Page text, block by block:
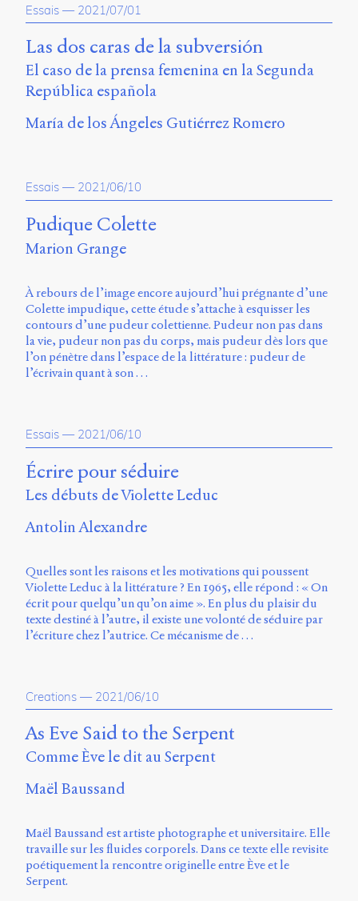
150
Pl.
Charles-
Le
Moyne
Longueuil
J4K
ISSN
2104-
Sens
public
0.1
(2020/03)
Typographies
Jannon
Foundry
et
Muli
de
Vernon
été
conçu
par
Julie
Jérémy
Barros,
Émile
Greis,
Timothée
Guicherd,
Monjour,
Nicolas
Sauret
et
Marcello
Essais — 2021/07/01
Las dos caras de la subversión
El caso de la prensa femenina en la Segunda
República española
María de los Ángeles Gutiérrez Romero
Essais — 2021/06/10
Pudique Colette
Marion Grange
À rebours de l’image encore aujourd’hui prégnante d’une
Colette impudique, cette étude s’attache à esquisser les
contours d’une pudeur colettienne. Pudeur non pas dans
la vie, pudeur non pas du corps, mais pudeur dès lors que
l’on pénètre dans l’espace de la littérature : pudeur de
l’écrivain quant à son …
Essais — 2021/06/10
Écrire pour séduire
Les débuts de Violette Leduc
Antolin Alexandre
Quelles sont les raisons et les motivations qui poussent
Violette Leduc à la littérature ? En 1965, elle répond : « On
écrit pour quelqu’un qu’on aime ». En plus du plaisir du
texte destiné à l’autre, il existe une volonté de séduire par
l’écriture chez l’autrice. Ce mécanisme de …
Creations — 2021/06/10
As Eve Said to the Serpent
Comme Ève le dit au Serpent
Maël Baussand
Maël Baussand est artiste photographe et universitaire. Elle
travaille sur les fluides corporels. Dans ce texte elle revisite
poétiquement la rencontre originelle entre Ève et le
Serpent.